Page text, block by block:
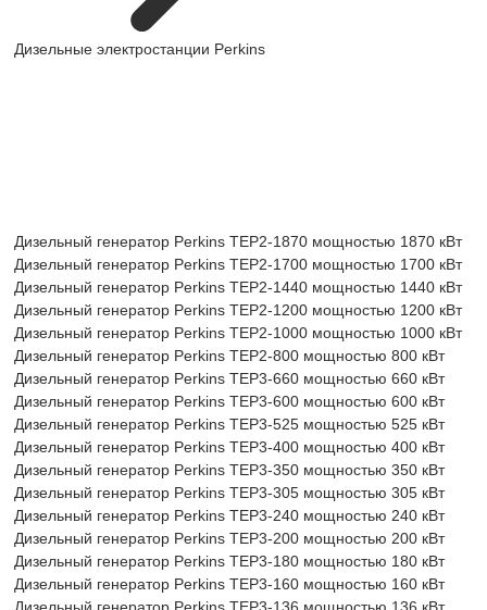
Дизельные электростанции Perkins
Дизельный генератор Perkins TEP2-1870 мощностью 1870 кВт
Дизельный генератор Perkins TEP2-1700 мощностью 1700 кВт
Дизельный генератор Perkins TEP2-1440 мощностью 1440 кВт
Дизельный генератор Perkins TEP2-1200 мощностью 1200 кВт
Дизельный генератор Perkins TEP2-1000 мощностью 1000 кВт
Дизельный генератор Perkins TEP2-800 мощностью 800 кВт
Дизельный генератор Perkins TEP3-660 мощностью 660 кВт
Дизельный генератор Perkins TEP3-600 мощностью 600 кВт
Дизельный генератор Perkins TEP3-525 мощностью 525 кВт
Дизельный генератор Perkins TEP3-400 мощностью 400 кВт
Дизельный генератор Perkins TEP3-350 мощностью 350 кВт
Дизельный генератор Perkins TEP3-305 мощностью 305 кВт
Дизельный генератор Perkins TEP3-240 мощностью 240 кВт
Дизельный генератор Perkins TEP3-200 мощностью 200 кВт
Дизельный генератор Perkins TEP3-180 мощностью 180 кВт
Дизельный генератор Perkins TEP3-160 мощностью 160 кВт